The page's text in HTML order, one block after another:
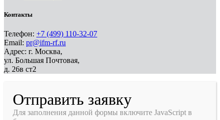
Контакты
Телефон: +7 (499) 110-32-07
Email: pr@ifm-rf.ru
Адрес: г. Москва,
ул. Большая Почтовая,
д. 26в ст2
Отправить заявку
Для заполнения данной формы включите JavaScript в